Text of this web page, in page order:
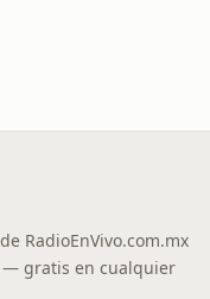
RadioEnVivo.com.mx
— gratis en cualquier